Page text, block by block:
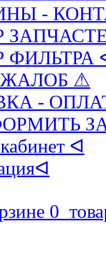
-
ФИЛЬТРА
⚠
-
ᐊ
0